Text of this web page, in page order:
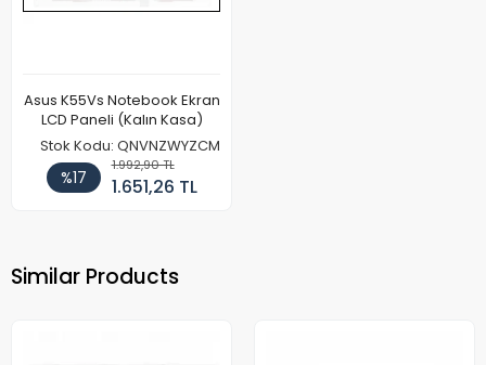
Asus K55Vs Notebook Ekran
LCD Paneli (Kalın Kasa)
Stok Kodu: QNVNZWYZCM
%17
1.992,90 TL
1.651,26 TL
Similar Products